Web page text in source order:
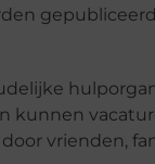
kunnen
vrienden,